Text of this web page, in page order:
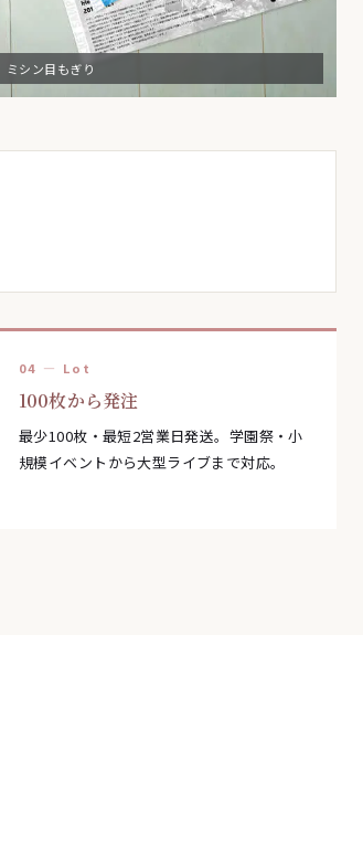
ミシン目もぎり
04 — Lot
100枚から発注
最少100枚・最短2営業日発送。学園祭・小
規模イベントから大型ライブまで対応。